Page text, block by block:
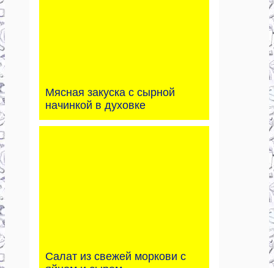
Мясная закуска с сырной
начинкой в духовке
Салат из свежей моркови с